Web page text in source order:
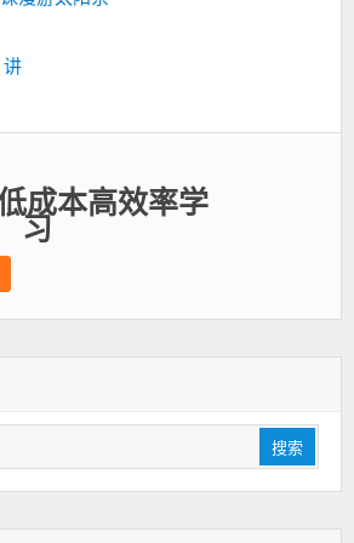
成本高效率学
习
搜索